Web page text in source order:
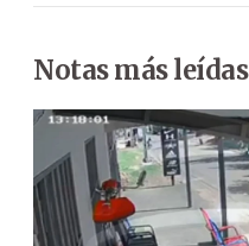
Notas más leídas